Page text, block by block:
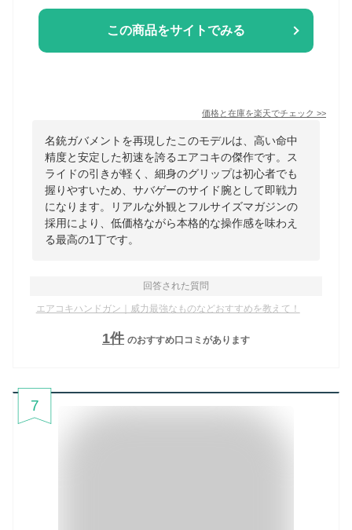
この商品をサイトでみる
価格と在庫を楽天でチェック >>
名銃ガバメントを再現したこのモデルは、高い命中
精度と安定した初速を誇るエアコキの傑作です。ス
ライドの引きが軽く、細身のグリップは初心者でも
握りやすいため、サバゲーのサイド腕として即戦力
になります。リアルな外観とフルサイズマガジンの
採用により、低価格ながら本格的な操作感を味わえ
る最高の1丁です。
回答された質問
エアコキハンドガン｜威力最強なものなどおすすめを教えて！
1件 のおすすめ口コミがあります
7